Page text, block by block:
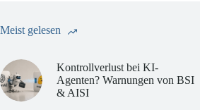
Meist gelesen
Kontrollverlust bei KI-
Agenten? Warnungen von BSI
& AISI